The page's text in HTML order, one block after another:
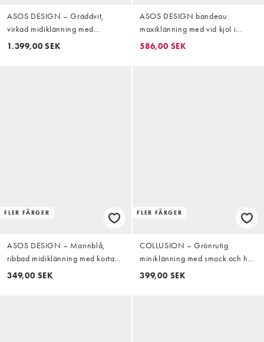
ASOS DESIGN – Gräddvit,
virkad midiklänning med
asymmetrisk design
1.399,00 SEK
ASOS DESIGN bandeau
maxiklänning med vid kjol i
orange spritz
586,00 SEK
FLER FÄRGER
ASOS DESIGN – Marinblå,
ribbad midiklänning med korta
ärmar och pikékrage
349,00 SEK
FLER FÄRGER
COLLUSION – Grönrutig
miniklänning med smock och hög
krage
399,00 SEK